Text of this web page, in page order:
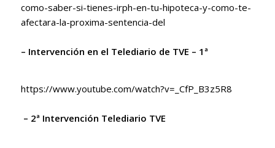
como-saber-si-tienes-irph-en-tu-hipoteca-y-como-te-
afectara-la-proxima-sentencia-del
– Intervención en el Telediario de TVE – 1ª
https://www.youtube.com/watch?v=_CfP_B3z5R8
– 2ª Intervención Telediario TVE